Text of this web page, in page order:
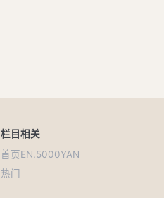
栏目
首页
热门
相关
EN.5000YAN